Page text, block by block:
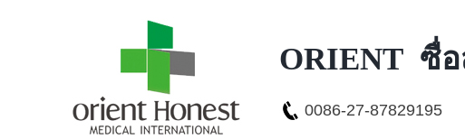
ORIENT ซื่
0086-27-87829195